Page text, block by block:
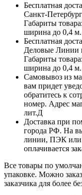
Бесплатная
Санкт-
Габариты
ширина до 0,4
Бесплатная
Деловые Линии
Габариты
ширина до 0,4
Самовывоз из
вам придет
обратитесь к
номер. Адрес
лит.Д
Доставка при
города РФ. На
линии, ПЭК или
оплачивается
Все товары по
упаковке. Можно
заказчика для более